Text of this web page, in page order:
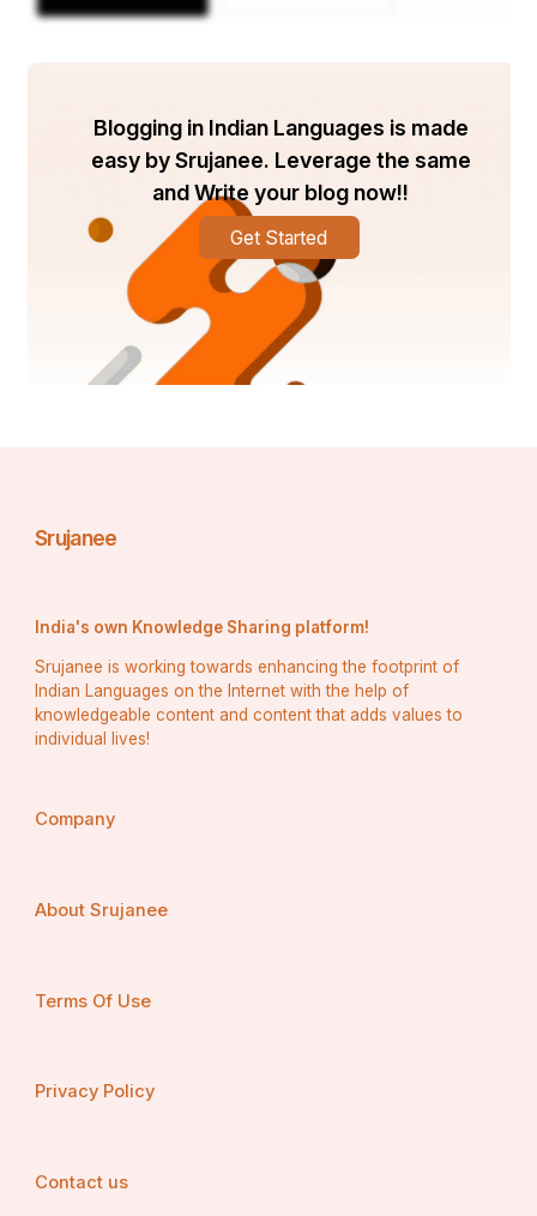
Blogging in Indian Languages is made
easy by Srujanee. Leverage the same
and Write your blog now!!
Get Started
Srujanee
India's own Knowledge Sharing platform!
Srujanee is working towards enhancing the footprint of
Indian Languages on the Internet with the help of
knowledgeable content and content that adds values to
individual lives!
Company
About Srujanee
Terms Of Use
Privacy Policy
Contact us